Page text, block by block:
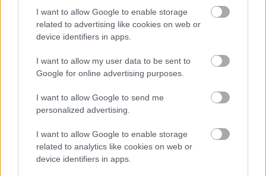
I want to allow Google to enable storage
related to advertising like cookies on web or
device identifiers in apps.
I want to allow my user data to be sent to
Google for online advertising purposes.
I want to allow Google to send me
personalized advertising.
I want to allow Google to enable storage
related to analytics like cookies on web or
device identifiers in apps.
Leeds UnitedvsManchester
United
Felkészülési szezon 5. mérkőzés
Croke Park, Dublin
2 nap 13 óra 17 perc 35 másodperc
AC MilanvsManchester United2026-08-15 18:00